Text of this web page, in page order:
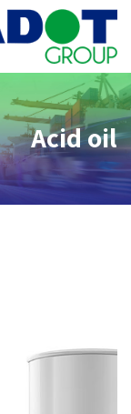
Acid oil